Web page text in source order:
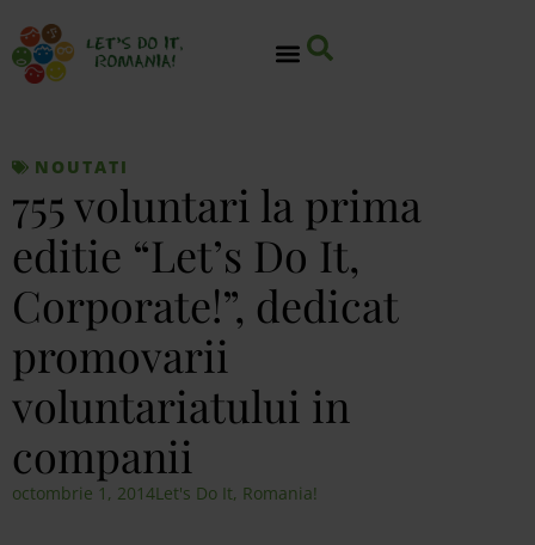
NOUTATI
755 voluntari la prima
editie “Let’s Do It,
Corporate!”, dedicat
promovarii
voluntariatului in
companii
octombrie 1, 2014Let's Do It, Romania!